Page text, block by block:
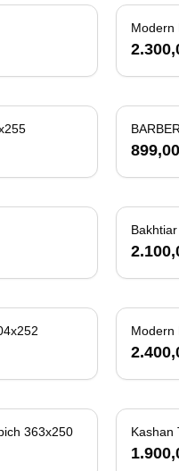
Modern
Modern
363x250 Kashan